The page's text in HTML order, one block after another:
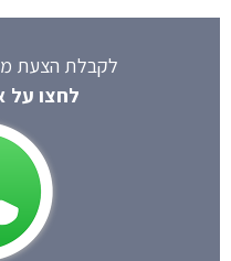
לקבלת הצעת
לחצו על